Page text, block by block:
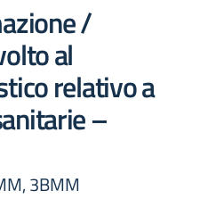
/
al
relativo a
–
3BMM